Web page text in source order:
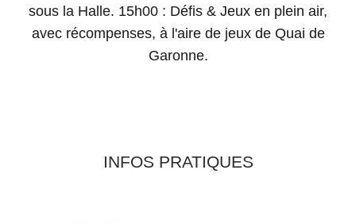
sous la Halle. 15h00 : Défis & Jeux en plein air,
avec récompenses, à l'aire de jeux de Quai de
Garonne.
INFOS PRATIQUES